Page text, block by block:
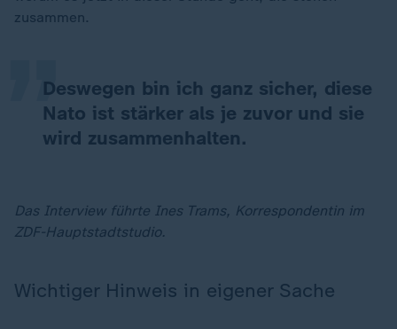
zusammen.
Deswegen bin ich ganz sicher, diese
Nato ist stärker als je zuvor und sie
wird zusammenhalten.
Das Interview führte Ines Trams, Korrespondentin im
ZDF-Hauptstadtstudio.
Wichtiger Hinweis in eigener Sache